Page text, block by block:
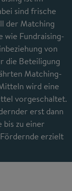
sind frische
der Matching
wie Fundraising-
von
die Beteiligung
Matching-
wird eine
vorgeschaltet.
erst dann
bis zu einer
erzielt